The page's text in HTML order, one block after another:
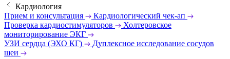
Кардиология
Прием и консультация
Кардиологический чек-ап
Проверка кардиостимуляторов
Холтеровское
мониторирование ЭКГ
УЗИ сердца (ЭХО КГ)
Дуплексное исследование сосудов
шеи